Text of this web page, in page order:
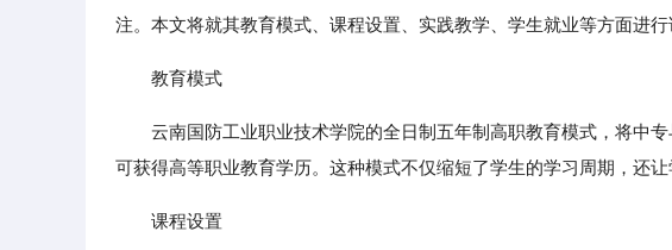
注。本文将就其教育模式、课程设置、实践教学、学生就业等方面进行
教育模式
云南国防工业职业技术学院的全日制五年制高职教育模式，将中
可获得高等职业教育学历。这种模式不仅缩短了学生的学习周期，还
课程设置